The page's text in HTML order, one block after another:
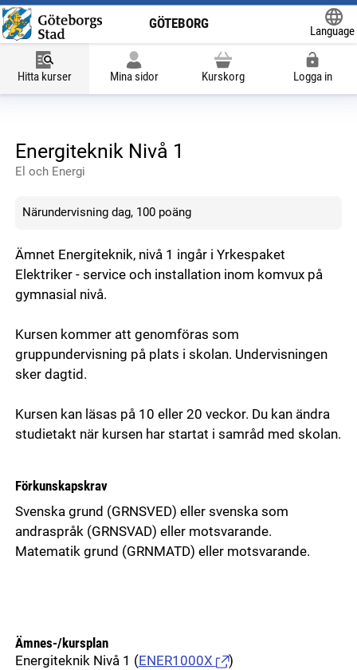
GÖTEBORG
Language
Hitta kurser Mina sidor Kurskorg Logga in
Energiteknik Nivå 1
El och Energi
Närundervisning dag, 100 poäng
Ämnet Energiteknik, nivå 1 ingår i Yrkespaket
Elektriker - service och installation inom komvux på
gymnasial nivå.
Kursen kommer att genomföras som
gruppundervisning på plats i skolan. Undervisningen
sker dagtid.
Kursen kan läsas på 10 eller 20 veckor. Du kan ändra
studietakt när kursen har startat i samråd med skolan.
Förkunskapskrav
Svenska grund (GRNSVED) eller svenska som
andraspråk (GRNSVAD) eller motsvarande.
Matematik grund (GRNMATD) eller motsvarande.
Ämnes-/kursplan
Energiteknik Nivå 1 ( ENER1000X )